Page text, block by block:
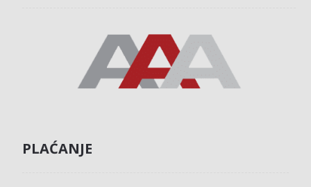
PLAĆANJE